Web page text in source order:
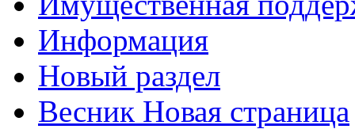
Информация
Новый раздел
Весник Новая страница